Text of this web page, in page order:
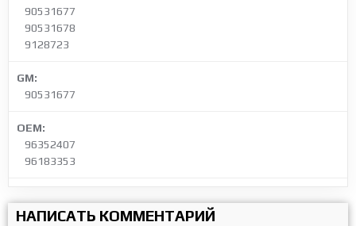
90531677
90531678
9128723
GM:
90531677
OEM:
96352407
96183353
НАПИСАТЬ КОММЕНТАРИЙ